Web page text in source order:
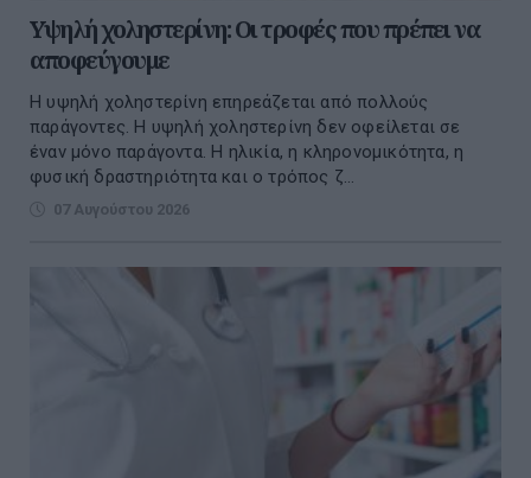
Υψηλή χοληστερίνη: Οι τροφές που πρέπει να
αποφεύγουμε
Η υψηλή χοληστερίνη επηρεάζεται από πολλούς
παράγοντες. Η υψηλή χοληστερίνη δεν οφείλεται σε
έναν μόνο παράγοντα. Η ηλικία, η κληρονομικότητα, η
φυσική δραστηριότητα και ο τρόπος ζ...
07 Αυγούστου 2026